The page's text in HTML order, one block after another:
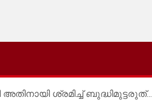
ശ്രമിച്ച് ബുദ്ധിമുട്ടരുത്…